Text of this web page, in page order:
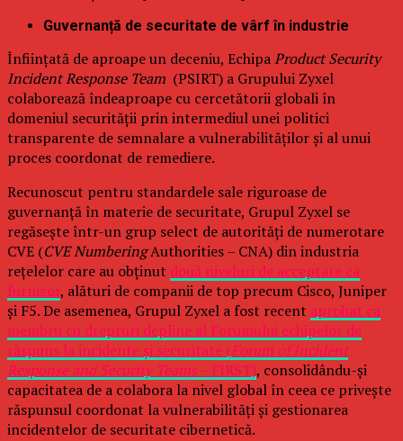
Guvernanță de securitate de vârf în industrie
Înființată de aproape un deceniu, EchipaProduct Security
Incident Response Team (PSIRT) a Grupului Zyxel
colaborează îndeaproape cu cercetătorii globali în
domeniul securității prin intermediul unei politici
transparente de semnalare a vulnerabilităților și al unui
proces coordonat de remediere.
Recunoscut pentru standardele sale riguroase de
guvernanță în materie de securitate, Grupul Zyxel se
regăsește într-un grup select de autorități de numerotare
CVE (CVE NumberingAuthorities – CNA) din industria
rețelelor care au obținut două niveluri de acceptare ca
furnizor, alături de companii de top precum Cisco, Juniper
și F5. De asemenea, Grupul Zyxel a fost recent aprobat ca
membru cu drepturi depline al Forumului echipelor de
răspuns la incidente și securitate (Forum of Incident
Response and Security Teams –FIRST), consolidându-și
capacitatea de a colabora la nivel global în ceea ce privește
răspunsul coordonat la vulnerabilități și gestionarea
incidentelor de securitate cibernetică.